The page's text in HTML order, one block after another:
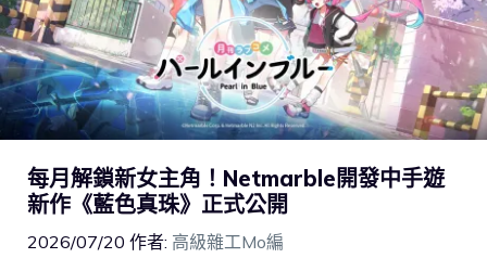
每月解鎖新女主角！Netmarble開發中手遊
新作《藍色真珠》正式公開
2026/07/20 作者: 高級雜工Mo編